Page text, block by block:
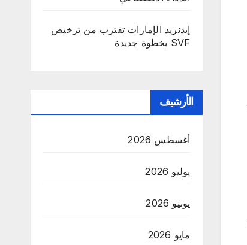
إيدنريد الإمارات تقترب من ترخيص
SVF بخطوة جديدة
الأرشيف
أغسطس 2026
يوليو 2026
يونيو 2026
مايو 2026